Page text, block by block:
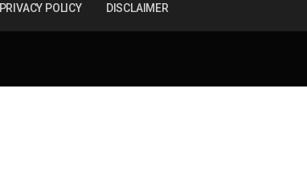
PRIVACY POLICY DISCLAIMER